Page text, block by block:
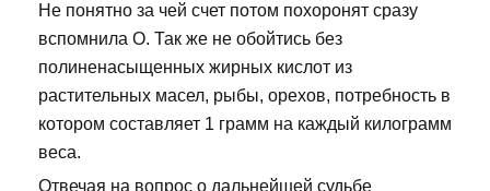
Не понятно за чей счет потом похоронят сразу
вспомнила О. Так же не обойтись без
полиненасыщенных жирных кислот из
растительных масел, рыбы, орехов, потребность в
котором составляет 1 грамм на каждый килограмм
веса.
Отвечая на вопрос о дальнейшей судьбе